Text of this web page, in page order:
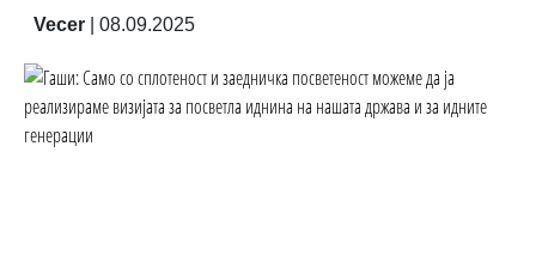
Vecer 08.09.2025